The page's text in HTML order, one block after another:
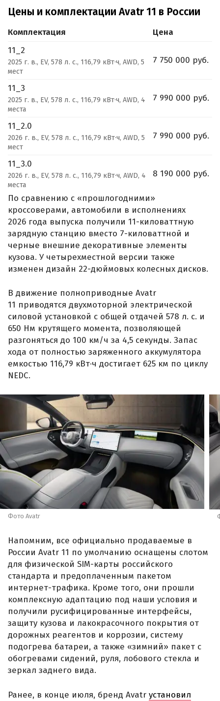
Цены и комплектации Avatr 11 в России
Комплектация
Цена
11_2
2025 г. в., EV, 578 л. с., 116,79 кВт·ч, AWD, 5
мест
7 750 000 руб.
11_3
2025 г. в., EV, 578 л. с., 116,79 кВт·ч, AWD, 4
места
7 990 000 руб.
11_2.0
2026 г. в., EV, 578 л. с., 116,79 кВт·ч, AWD, 5
мест
7 990 000 руб.
11_3.0
2026 г. в., EV, 578 л. с., 116,79 кВт·ч, AWD, 4
места
8 190 000 руб.
По сравнению с «прошлогодними»
кроссоверами, автомобили в исполнениях
2026 года выпуска получили 11-киловаттную
зарядную станцию вместо 7-киловаттной и
черные внешние декоративные элементы
кузова. У четырехместной версии также
изменен дизайн 22-дюймовых колесных дисков.
В движение полноприводные Avatr
11 приводятся двухмоторной электрической
силовой установкой с общей отдачей 578 л. с. и
650 Нм крутящего момента, позволяющей
разгоняться до 100 км/ч за 4,5 секунды. Запас
хода от полностью заряженного аккумулятора
емкостью 116,79 кВт·ч достигает 625 км по циклу
NEDC.
Фото Avatr
Напомним, все официально продаваемые в
России Avatr 11 по умолчанию оснащены слотом
для физической SIM-карты российского
стандарта и предоплаченным пакетом
интернет-трафика. Кроме того, они прошли
комплексную адаптацию под наши условия и
получили русифицированные интерфейсы,
защиту кузова и лакокрасочного покрытия от
дорожных реагентов и коррозии, систему
подогрева батареи, а также «зимний» пакет с
обогревами сидений, руля, лобового стекла и
зеркал заднего вида.
Ранее, в конце июля, бренд Avatr установил